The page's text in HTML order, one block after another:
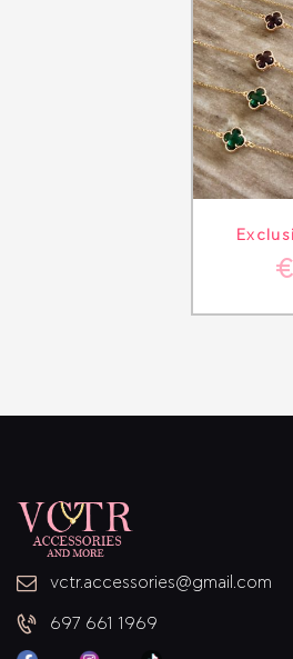
€
vctr.accessories@gmail.com
697 661 1969